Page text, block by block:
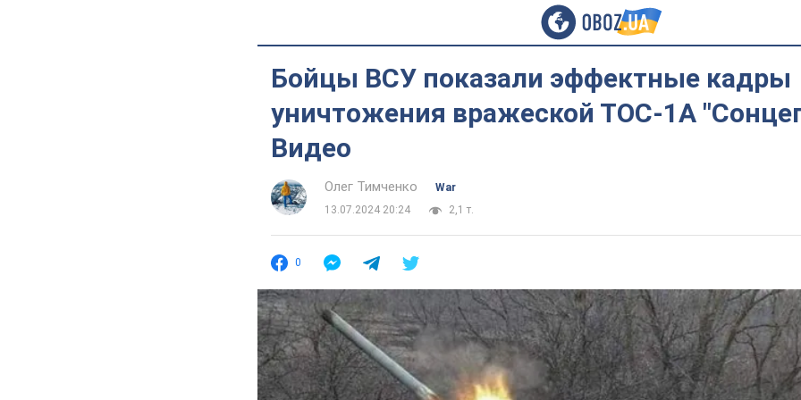
Бойцы ВСУ показали эффектные кадры
уничтожения вражеской ТОС-1А
Видео
Олег Тимченко
War
13.07.2024 20:24
2,1 т.
0